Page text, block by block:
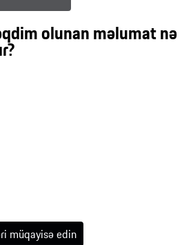
olunan məlumat nə
müqayisə edin